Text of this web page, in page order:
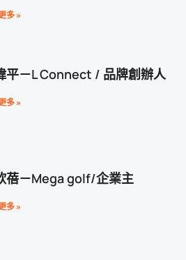
多 »
平－L Connect / 品牌創辦人
多 »
蓓－Mega golf/企業主
多 »